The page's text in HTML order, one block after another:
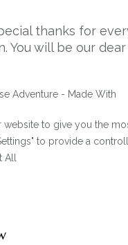
thanks for
You will be our
Adventure - Made With
to give you the
to provide a